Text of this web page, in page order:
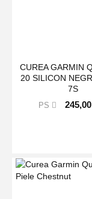
CUREA GARMIN
20 SILICON
7S
PS